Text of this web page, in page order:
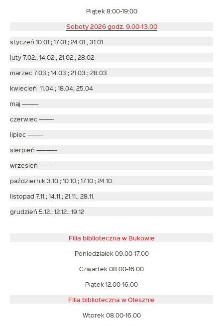
Piątek 8:00-19:00
Soboty 2026 godz. 9.00-13.00
styczeń 10.01.; 17.01.; 24.01., 31.01
luty 7.02.; 14.02.; 21.02.; 28.02
marzec 7.03.; 14.03.; 21.03.; 28.03
kwiecień 11.04.; 18.04; 25.04
maj ———–
czerwiec ———-
lipiec ———-
sierpień ————–
wrzesień ———
październik 3.10.; 10.10.; 17.10.; 24.10.
listopad 7.11.; 14.11.; 21.11.; 28.11.
grudzień 5.12.; 12.12.; 19.12
Filia biblioteczna w Bukowie
Poniedziałek 09.00-17.00
Czwartek 08.00-16.00
Piątek 12.00-16.00
Filia biblioteczna w Olesznie
Wtorek 08.00-16.00